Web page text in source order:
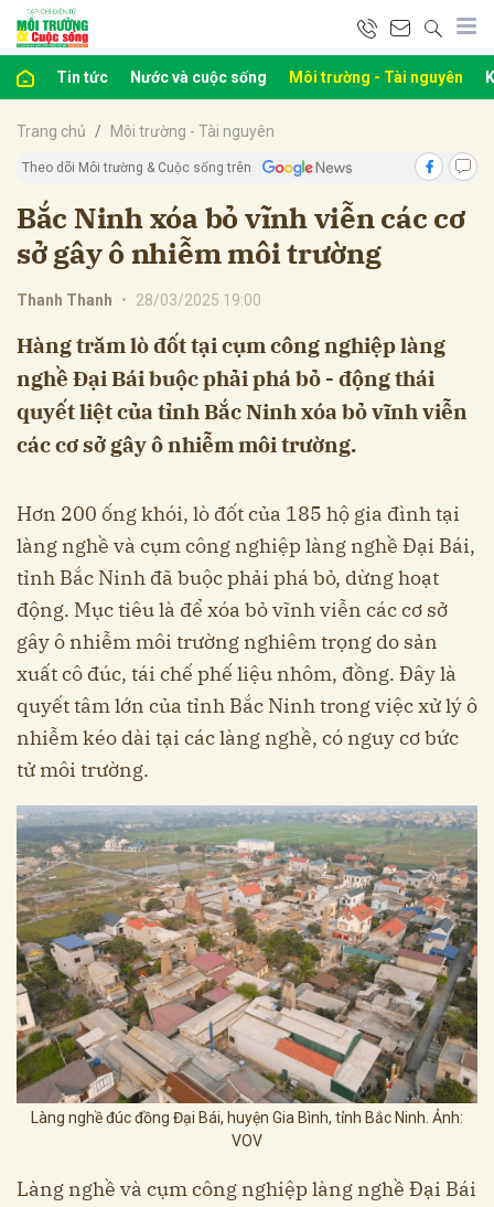
Tin tức Nước và cuộc sống Môi trường - Tài nguyên
Trang chủ Môi trường - Tài nguyên
Theo dõi Môi trường & Cuộc sống trên
Bắc Ninh xóa bỏ vĩnh viễn các cơ
sở gây ô nhiễm môi trường
Thanh Thanh • 28/03/2025 19:00
Hàng trăm lò đốt tại cụm công nghiệp làng
nghề Đại Bái buộc phải phá bỏ - động thái
quyết liệt của tỉnh Bắc Ninh xóa bỏ vĩnh viễn
các cơ sở gây ô nhiễm môi trường.
Hơn 200 ống khói, lò đốt của 185 hộ gia đình tại
làng nghề và cụm công nghiệp làng nghề Đại Bái,
tỉnh Bắc Ninh đã buộc phải phá bỏ, dừng hoạt
động. Mục tiêu là để xóa bỏ vĩnh viễn các cơ sở
gây ô nhiễm môi trường nghiêm trọng do sản
xuất cô đúc, tái chế phế liệu nhôm, đồng. Đây là
quyết tâm lớn của tỉnh Bắc Ninh trong việc xử lý ô
nhiễm kéo dài tại các làng nghề, có nguy cơ bức
tử môi trường.
Làng nghề đúc đồng Đại Bái, huyện Gia Bình, tỉnh Bắc Ninh. Ảnh:
VOV
Làng nghề và cụm công nghiệp làng nghề Đại Bái
Hủy